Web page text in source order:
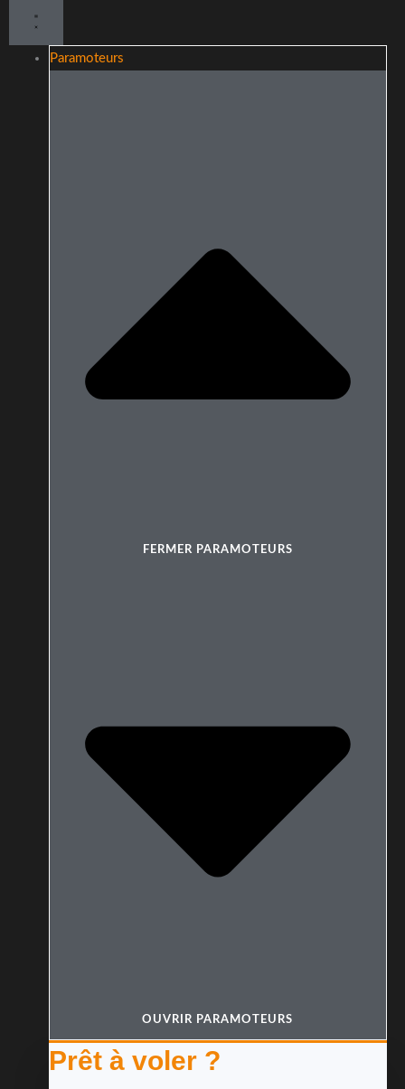
Paramoteurs
FERMER PARAMOTEURS
OUVRIR PARAMOTEURS
Prêt à voler ?